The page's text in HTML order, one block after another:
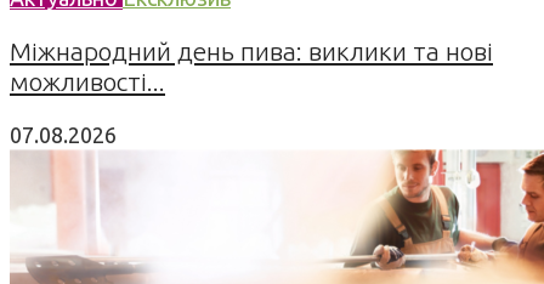
Міжнародний день пива: виклики та нові
можливості...
07.08.2026